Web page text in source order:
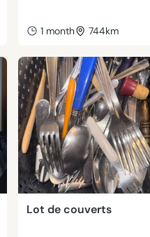
1 month 744km
Lot de couverts